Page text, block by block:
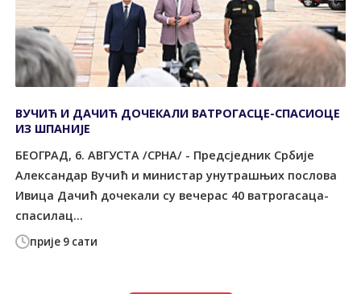
прије 9 сати
ВУЧИЋ И ДАЧИЋ ДОЧЕКАЛИ ВАТРОГАСЦЕ-СПАСИОЦЕ
ИЗ ШПАНИЈЕ
БЕОГРАД, 6. АВГУСТА /СРНА/ - Предсједник Србије
Александар Вучић и министар унутрашњих послова
Ивица Дачић дочекали су вечерас 40 ватрогасаца-
спасилац...